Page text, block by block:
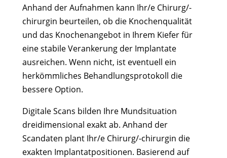
Anhand der Aufnahmen kann Ihr/e Chirurg/-
chirurgin beurteilen, ob die Knochenqualität
und das Knochenangebot in Ihrem Kiefer für
eine stabile Verankerung der Implantate
ausreichen. Wenn nicht, ist eventuell ein
herkömmliches Behandlungsprotokoll die
bessere Option.
Digitale Scans bilden Ihre Mundsituation
dreidimensional exakt ab. Anhand der
Scandaten plant Ihr/e Chirurg/-chirurgin die
exakten Implantatpositionen. Basierend auf